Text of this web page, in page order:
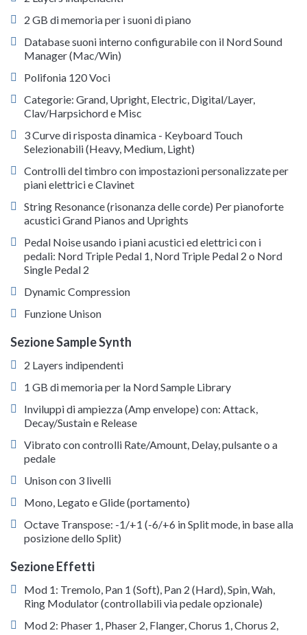
2 GB di memoria per i suoni di piano
Database suoni interno configurabile con il Nord Sound
Manager (Mac/Win)
Polifonia 120 Voci
Categorie: Grand, Upright, Electric, Digital/Layer,
Clav/Harpsichord e Misc
3 Curve di risposta dinamica - Keyboard Touch
Selezionabili (Heavy, Medium, Light)
Controlli del timbro con impostazioni personalizzate per
piani elettrici e Clavinet
String Resonance (risonanza delle corde) Per pianoforte
acustici Grand Pianos and Uprights
Pedal Noise usando i piani acustici ed elettrici con i
pedali: Nord Triple Pedal 1, Nord Triple Pedal 2 o Nord
Single Pedal 2
Dynamic Compression
Funzione Unison
Sezione Sample Synth
2 Layers indipendenti
1 GB di memoria per la Nord Sample Library
Inviluppi di ampiezza (Amp envelope) con: Attack,
Decay/Sustain e Release
Vibrato con controlli Rate/Amount, Delay, pulsante o a
pedale
Unison con 3 livelli
Mono, Legato e Glide (portamento)
Octave Transpose: -1/+1 (-6/+6 in Split mode, in base alla
posizione dello Split)
Sezione Effetti
Mod 1: Tremolo, Pan 1 (Soft), Pan 2 (Hard), Spin, Wah,
Ring Modulator (controllabili via pedale opzionale)
Mod 2: Phaser 1, Phaser 2, Flanger, Chorus 1, Chorus 2,